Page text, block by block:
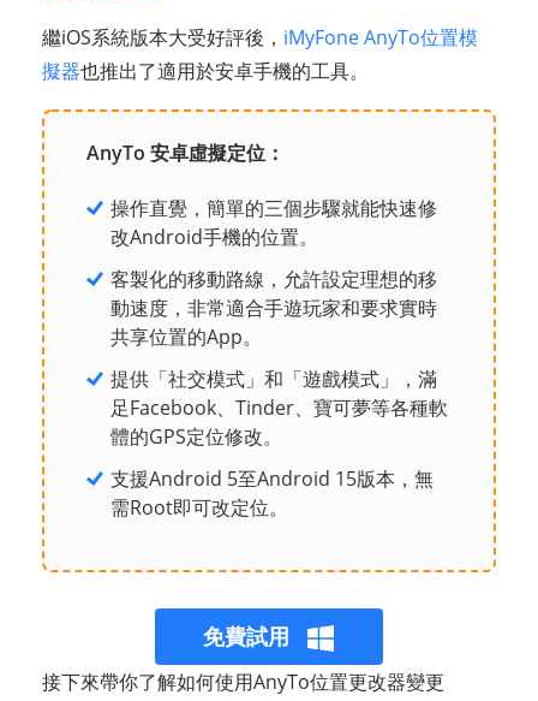
繼iOS系統版本大受好評後， iMyFone AnyTo位置模
擬器也推出了適用於安卓手機的工具。
AnyTo 安卓虛擬定位：
操作直覺，簡單的三個步驟就能快速修
改Android手機的位置。
客製化的移動路線，允許設定理想的移
動速度，非常適合手遊玩家和要求實時
共享位置的App。
提供「社交模式」和「遊戲模式」，滿
足Facebook、Tinder、寶可夢等各種軟
體的GPS定位修改。
支援Android 5至Android 15版本，無
需Root即可改定位。
免費試用
接下來帶你了解如何使用AnyTo位置更改器變更